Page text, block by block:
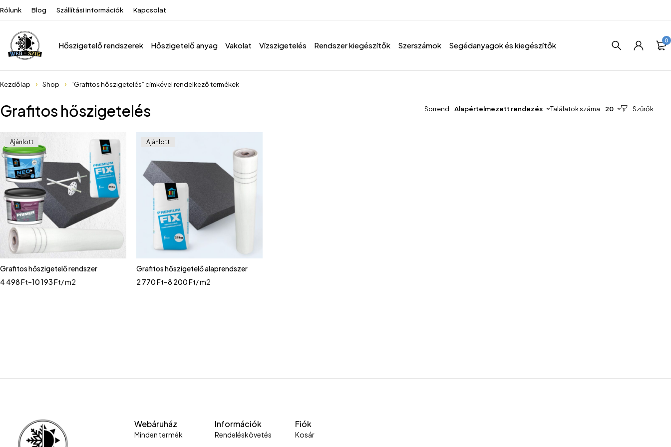
Rólunk Blog Szállítási információk Kapcsolat
Hőszigetelő rendszerek Hőszigetelő anyag Vakolat Vízszigetelés Rendszer kiegészítők Szerszámok Segédanyagok és kiegészítők 0
Kezdőlap Shop “Grafitos hőszigetelés” címkével rendelkező termékek
Grafitos hőszigetelés Sorrend Alapértelmezett rendezés Találatok száma 20
Ajánlott
Grafitos hőszigetelő rendszer
4 498Ft–10 193Ft/ m2
Ajánlott
Grafitos hőszigetelő alaprendszer
2 770Ft–8 200Ft/ m2
Webáruház
Minden termék
Információk
Rendeléskövetés
Fiók
Kosár